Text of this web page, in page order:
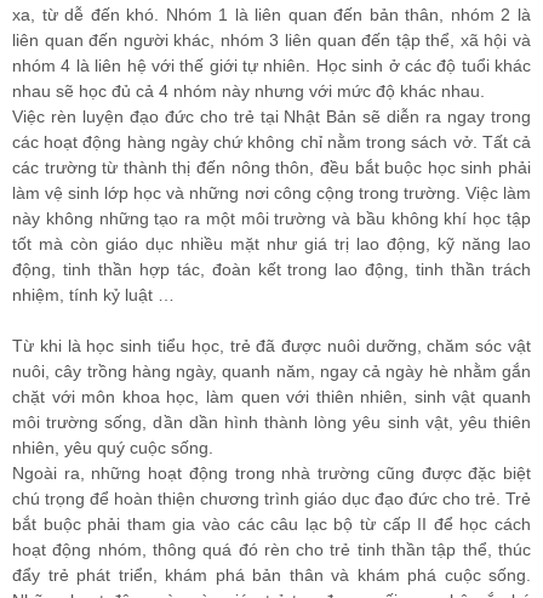
xa, từ dễ đến khó. Nhóm 1 là liên quan đến bản thân, nhóm 2 là
liên quan đến người khác, nhóm 3 liên quan đến tập thể, xã hội và
nhóm 4 là liên hệ với thế giới tự nhiên. Học sinh ở các độ tuổi khác
nhau sẽ học đủ cả 4 nhóm này nhưng với mức độ khác nhau.
Việc rèn luyện đạo đức cho trẻ tại Nhật Bản sẽ diễn ra ngay trong
các hoạt động hàng ngày chứ không chỉ nằm trong sách vở. Tất cả
các trường từ thành thị đến nông thôn, đều bắt buộc học sinh phải
làm vệ sinh lớp học và những nơi công cộng trong trường. Việc làm
này không những tạo ra một môi trường và bầu không khí học tập
tốt mà còn giáo dục nhiều mặt như giá trị lao động, kỹ năng lao
động, tinh thần hợp tác, đoàn kết trong lao động, tinh thần trách
nhiệm, tính kỷ luật …
Từ khi là học sinh tiểu học, trẻ đã được nuôi dưỡng, chăm sóc vật
nuôi, cây trồng hàng ngày, quanh năm, ngay cả ngày hè nhằm gắn
chặt với môn khoa học, làm quen với thiên nhiên, sinh vật quanh
môi trường sống, dần dần hình thành lòng yêu sinh vật, yêu thiên
nhiên, yêu quý cuộc sống.
Ngoài ra, những hoạt động trong nhà trường cũng được đặc biệt
chú trọng để hoàn thiện chương trình giáo dục đạo đức cho trẻ. Trẻ
bắt buộc phải tham gia vào các câu lạc bộ từ cấp II để học cách
hoạt động nhóm, thông quá đó rèn cho trẻ tinh thần tập thể, thúc
đẩy trẻ phát triển, khám phá bản thân và khám phá cuộc sống.